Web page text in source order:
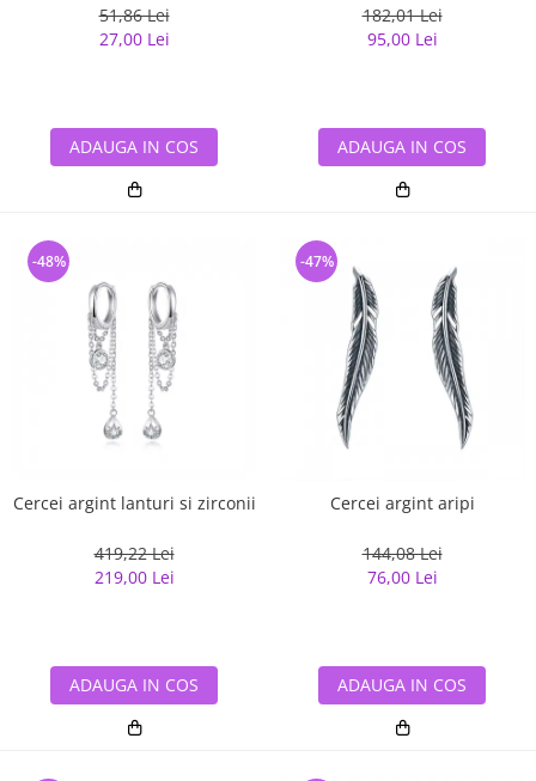
51,86 Lei
27,00 Lei
ADAUGA IN COS
182,01 Lei
95,00 Lei
ADAUGA IN COS
Cercei argint lanturi si zirconii
419,22 Lei
219,00 Lei
-48%
ADAUGA IN COS
Cercei argint aripi
144,08 Lei
76,00 Lei
-47%
ADAUGA IN COS